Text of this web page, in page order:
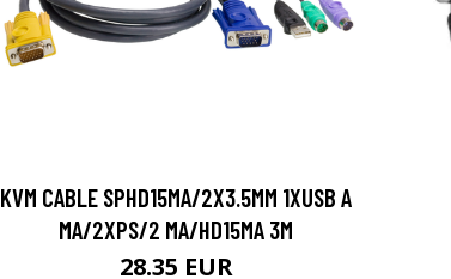
KVM CABLE SPHD15MA/2X3.5MM 1XUSB A
MA/2XPS/2 MA/HD15MA 3M
28.35 EUR